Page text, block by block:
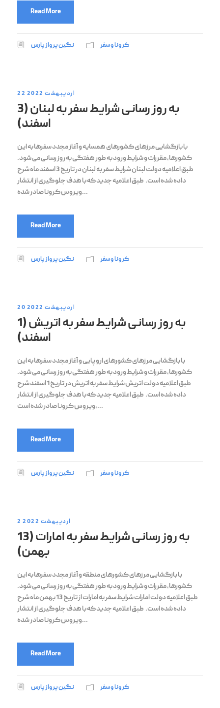
Read More
نگین پرواز پارس کرونا و سفر
22 اردیبهشت 2022
به روز رسانی شرایط سفر به لبنان (3
اسفند)
با بازگشایی مرزهای کشورهای همسایه و آغاز مجدد سفرها به این
کشورها، مقررات و شرایط ورود به طور هفتگی به روز رسانی می شود.
طبق اعلامیه دولت لبنان شرایط سفر به لبنان در تاریخ 3 اسفند ماه شرح
داده شده است. طبق اعلامیه جدید که با هدف جلوگیری از انتشار
ویروس کرونا صادر شده...
Read More
نگین پرواز پارس کرونا و سفر
20 اردیبهشت 2022
به روز رسانی شرایط سفر به اتریش (1
اسفند)
با بازگشایی مرزهای کشورهای اروپایی و آغاز مجدد سفرها به این
کشورها، مقررات و شرایط ورود به طور هفتگی به روز رسانی می شود.
طبق اعلامیه دولت اتریش شرایط سفر به اتریش در تاریخ 1 اسفند شرح
داده شده است. طبق اعلامیه جدید که با هدف جلوگیری از انتشار
ویروس کرونا صادر شده است،...
Read More
نگین پرواز پارس کرونا و سفر
2 اردیبهشت 2022
به روز رسانی شرایط سفر به امارات (13
بهمن)
با بازگشایی مرزهای کشورهای منطقه و آغاز مجدد سفرها به این
کشورها، مقررات و شرایط ورود به طور هفتگی به روز رسانی می شود.
طبق اعلامیه دولت امارات شرایط سفر به امارات از تاریخ 13 بهمن ماه شرح
داده شده است. طبق اعلامیه جدید که با هدف جلوگیری از انتشار
ویروس کرونا صادر شده...
Read More
نگین پرواز پارس کرونا و سفر